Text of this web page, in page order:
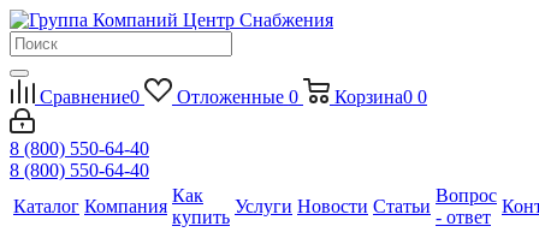
Сравнение0 Отложенные 0 Корзина0 0
8 (800) 550-64-40
8 (800) 550-64-40
Каталог Компания
Как
купить
Услуги Новости Статьи
Вопрос
- ответ